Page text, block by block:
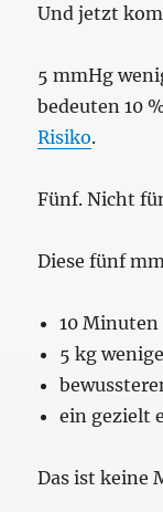
Und jetzt
5 mmHg
bedeuten 10
Risiko.
Fünf. Nicht
Diese fünf
10 Minuten
5 kg
ein gezielt
Das ist keine